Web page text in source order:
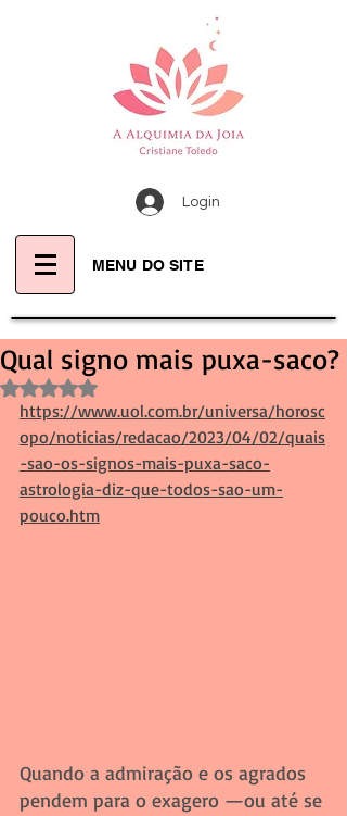
Login
MENU DO SITE
Qual signo mais puxa-saco?
Avaliado com NaN de 5 estrelas.
https://www.uol.com.br/universa/horosc
opo/noticias/redacao/2023/04/02/quais
-sao-os-signos-mais-puxa-saco-
astrologia-diz-que-todos-sao-um-
pouco.htm
Quando a admiração e os agrados
pendem para o exagero —ou até se